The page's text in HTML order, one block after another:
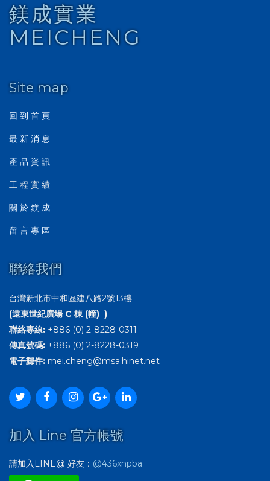
鎂成實業
MEICHENG
Site map
回 到 首 頁
最 新 消 息
產 品 資 訊
工 程 實 績
關 於 鎂 成
留 言 專 區
聯絡我們
台灣新北市中和區建八路2號13樓
(遠東世紀廣場 C 棟 (幢) )
聯絡專線: +886 (0) 2-8228-0311
傳真號碼: +886 (0) 2-8228-0319
電子郵件: mei.cheng@msa.hinet.net
加入 Line 官方帳號
請加入LINE@ 好友： @436xnpba